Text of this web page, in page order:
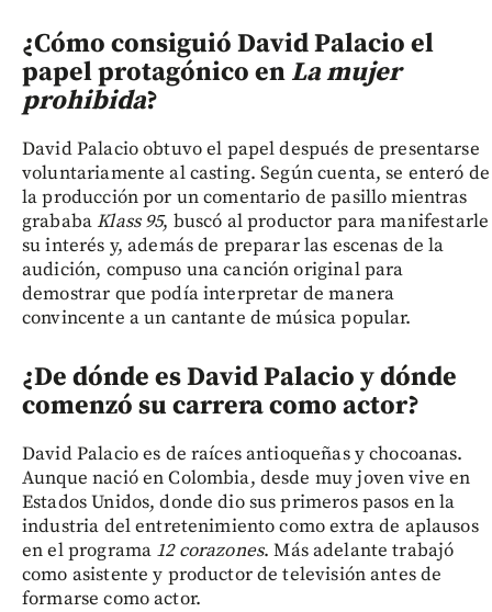
¿Cómo consiguió David Palacio el
papel protagónico en La mujer
prohibida?
David Palacio obtuvo el papel después de presentarse
voluntariamente al casting. Según cuenta, se enteró de
la producción por un comentario de pasillo mientras
grababaKlass 95, buscó al productor para manifestarle
su interés y, además de preparar las escenas de la
audición, compuso una canción original para
demostrar que podía interpretar de manera
convincente a un cantante de música popular.
¿De dónde es David Palacio y dónde
comenzó su carrera como actor?
David Palacio es de raíces antioqueñas y chocoanas.
Aunque nació en Colombia, desde muy joven vive en
Estados Unidos, donde dio sus primeros pasos en la
industria del entretenimiento como extra de aplausos
en el programa 12 corazones. Más adelante trabajó
como asistente y productor de televisión antes de
formarse como actor.